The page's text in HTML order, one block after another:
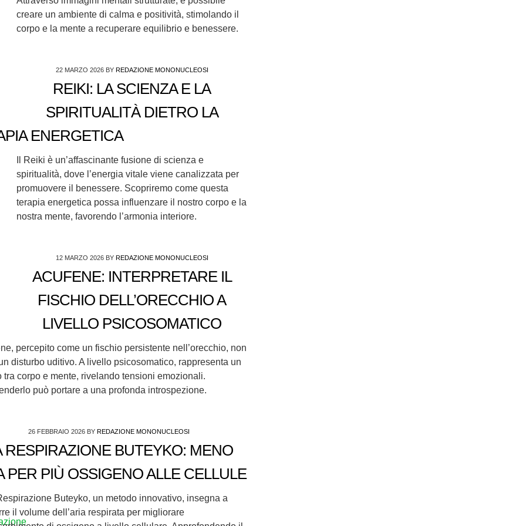
creare un ambiente di calma e positività, stimolando il
corpo e la mente a recuperare equilibrio e benessere.
22 MARZO 2026BY REDAZIONE MONONUCLEOSI
REIKI: LA SCIENZA E LA
SPIRITUALITÀ DIETRO LA
ENERGETICA
Il Reiki è un’affascinante fusione di scienza e
spiritualità, dove l’energia vitale viene canalizzata per
promuovere il benessere. Scopriremo come questa
terapia energetica possa influenzare il nostro corpo e la
nostra mente, favorendo l’armonia interiore.
12 MARZO 2026BY REDAZIONE MONONUCLEOSI
ACUFENE: INTERPRETARE IL
FISCHIO DELL’ORECCHIO A
LIVELLO PSICOSOMATICO
percepito come un fischio persistente nell’orecchio, non
disturbo uditivo. A livello psicosomatico, rappresenta un
tra corpo e mente, rivelando tensioni emozionali.
può portare a una profonda introspezione.
26 FEBBRAIO 2026 BYREDAZIONE MONONUCLEOSI
RESPIRAZIONE BUTEYKO: MENO
PER PIÙ OSSIGENO ALLE CELLULE
Buteyko, un metodo innovativo, insegna a
il volume dell’aria respirata per migliorare